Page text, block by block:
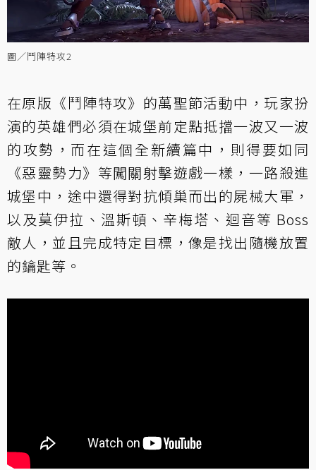
圖／鬥陣特攻2
在原版《鬥陣特攻》的萬聖節活動中，玩家扮
演的英雄們必須在城堡前定點抵擋一波又一波
的攻勢，而在這個全新續篇中，則得要如同
《惡靈勢力》等闖關射擊遊戲一樣，一路殺進
城堡中，途中還得對抗傾巢而出的屍械大軍，
以及莫伊拉、溫斯頓、辛梅塔、迴音等 Boss
敵人，並且完成特定目標，像是找出隨機放置
的鑰匙等。